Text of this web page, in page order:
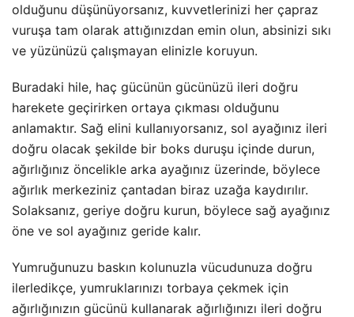
olduğunu düşünüyorsanız, kuvvetlerinizi her çapraz
vuruşa tam olarak attığınızdan emin olun, absinizi sıkı
ve yüzünüzü çalışmayan elinizle koruyun.
Buradaki hile, haç gücünün gücünüzü ileri doğru
harekete geçirirken ortaya çıkması olduğunu
anlamaktır. Sağ elini kullanıyorsanız, sol ayağınız ileri
doğru olacak şekilde bir boks duruşu içinde durun,
ağırlığınız öncelikle arka ayağınız üzerinde, böylece
ağırlık merkeziniz çantadan biraz uzağa kaydırılır.
Solaksanız, geriye doğru kurun, böylece sağ ayağınız
öne ve sol ayağınız geride kalır.
Yumruğunuzu baskın kolunuzla vücudunuza doğru
ilerledikçe, yumruklarınızı torbaya çekmek için
ağırlığınızın gücünü kullanarak ağırlığınızı ileri doğru